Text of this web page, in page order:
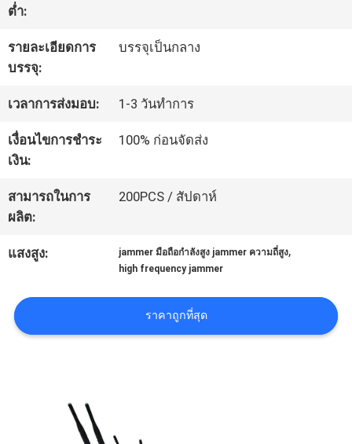
ทัวร์
โรงงาน
ควบคุม
คุณภาพ
ติดต่อ
เรา
ข่าว
ต่ำ:
รายละเอียดการ
บรรจุ:
บรรจุเป็นกลาง
เวลาการส่งมอบ: 1-3 วันทำการ
เงื่อนไขการชำระ
เงิน:
100% ก่อนจัดส่ง
สามารถในการ
ผลิต:
200PCS / สัปดาห์
แสงสูง: jammer มือถือกำลังสูง jammer ความถี่สูง,
high frequency jammer
ราคาถูกที่สุด